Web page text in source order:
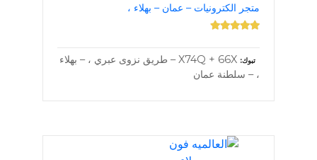
متجر الكترونيات – عمان – بهلاء ،
تبوك
X74Q + 66X – طريق نزوى عبري ، – بهلاء
، – سلطنة عمان